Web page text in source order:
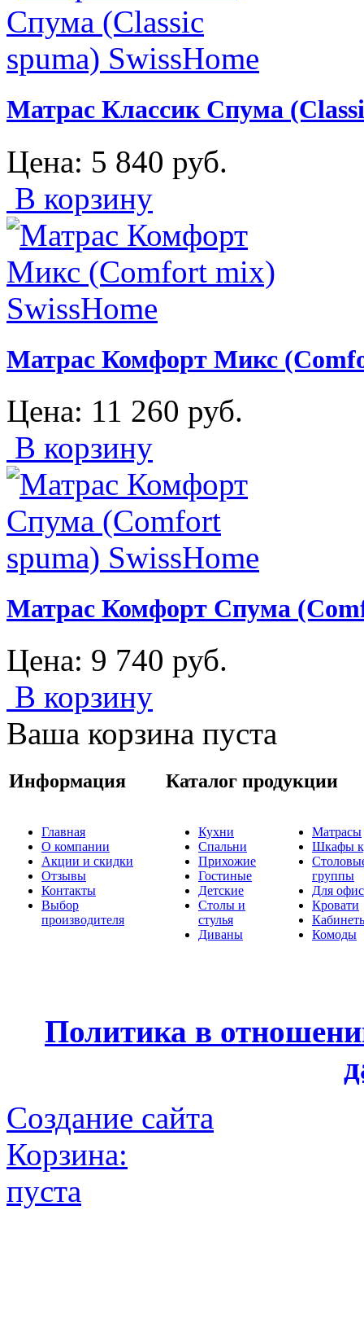
Матрас Классик Спума
Цена: 5 840 руб.
В корзину
Матрас Комфорт Микс
Цена: 11 260 руб.
В корзину
Матрас Комфорт Спума
Цена: 9 740 руб.
В корзину
Ваша корзина пуста
Информация Каталог продукции
Главная
О компании
Акции и скидки
Отзывы
Контакты
Выбор
производителя
Кухни
Спальни
Прихожие
Гостиные
Детские
Столы и
стулья
Диваны
Матрасы
Шкафы
группы
Для
Кровати
Комоды
Политика в
Создание сайта
Корзина:
пуста